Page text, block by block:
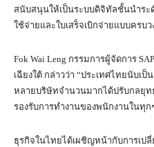
สนับสนุนให้เป็นระบบดิจิทัลชั้นนำระ
ใช้จ่ายและใบเสร็จเบิกจ่ายแบบครบว
Fok Wai Leng กรรมการผู้จัดการ
เฉียงใต้ กล่าวว่า “ประเทศไทยนับเ
หลายบริษัทจำนวนมากได้ปรับกลยุท
รองรับการทำงานของพนักงานในทุก
ธุรกิจในไทยได้เผชิญหน้ากับการเป